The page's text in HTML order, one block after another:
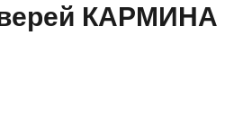
КАРМИНА